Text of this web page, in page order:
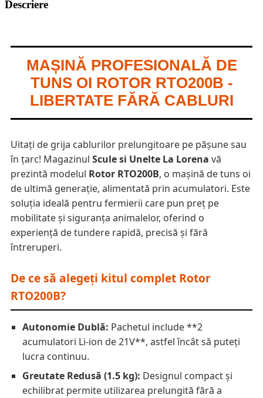
Descriere
MAȘINĂ PROFESIONALĂ DE
TUNS OI ROTOR RTO200B -
LIBERTATE FĂRĂ CABLURI
Uitați de grija cablurilor prelungitoare pe pășune sau
în țarc! Magazinul Scule si Unelte La Lorena vă
prezintă modelul Rotor RTO200B, o mașină de tuns oi
de ultimă generație, alimentată prin acumulatori. Este
soluția ideală pentru fermierii care pun preț pe
mobilitate și siguranța animalelor, oferind o
experiență de tundere rapidă, precisă și fără
întreruperi.
De ce să alegeți kitul complet Rotor
RTO200B?
Autonomie Dublă: Pachetul include **2
acumulatori Li-ion de 21V**, astfel încât să puteți
lucra continuu.
Greutate Redusă (1.5 kg): Designul compact și
echilibrat permite utilizarea prelungită fără a